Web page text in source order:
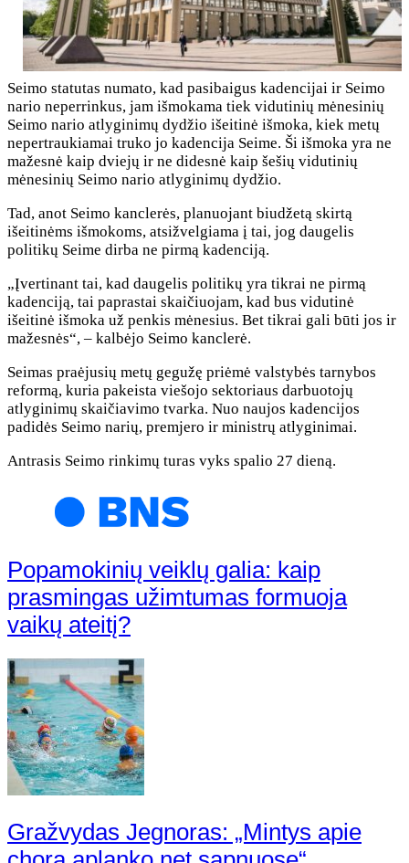
Seimo statutas numato, kad pasibaigus kadencijai ir Seimo
nario neperrinkus, jam išmokama tiek vidutinių mėnesinių
Seimo nario atlyginimų dydžio išeitinė išmoka, kiek metų
nepertraukiamai truko jo kadencija Seime. Ši išmoka yra ne
mažesnė kaip dviejų ir ne didesnė kaip šešių vidutinių
mėnesinių Seimo nario atlyginimų dydžio.
Tad, anot Seimo kanclerės, planuojant biudžetą skirtą
išeitinėms išmokoms, atsižvelgiama į tai, jog daugelis
politikų Seime dirba ne pirmą kadenciją.
„Įvertinant tai, kad daugelis politikų yra tikrai ne pirmą
kadenciją, tai paprastai skaičiuojam, kad bus vidutinė
išeitinė išmoka už penkis mėnesius. Bet tikrai gali būti jos ir
mažesnės“, – kalbėjo Seimo kanclerė.
Seimas praėjusių metų gegužę priėmė valstybės tarnybos
reformą, kuria pakeista viešojo sektoriaus darbuotojų
atlyginimų skaičiavimo tvarka. Nuo naujos kadencijos
padidės Seimo narių, premjero ir ministrų atlyginimai.
Antrasis Seimo rinkimų turas vyks spalio 27 dieną.
Popamokinių veiklų galia: kaip
prasmingas užimtumas formuoja
vaikų ateitį?
Gražvydas Jegnoras: „Mintys apie